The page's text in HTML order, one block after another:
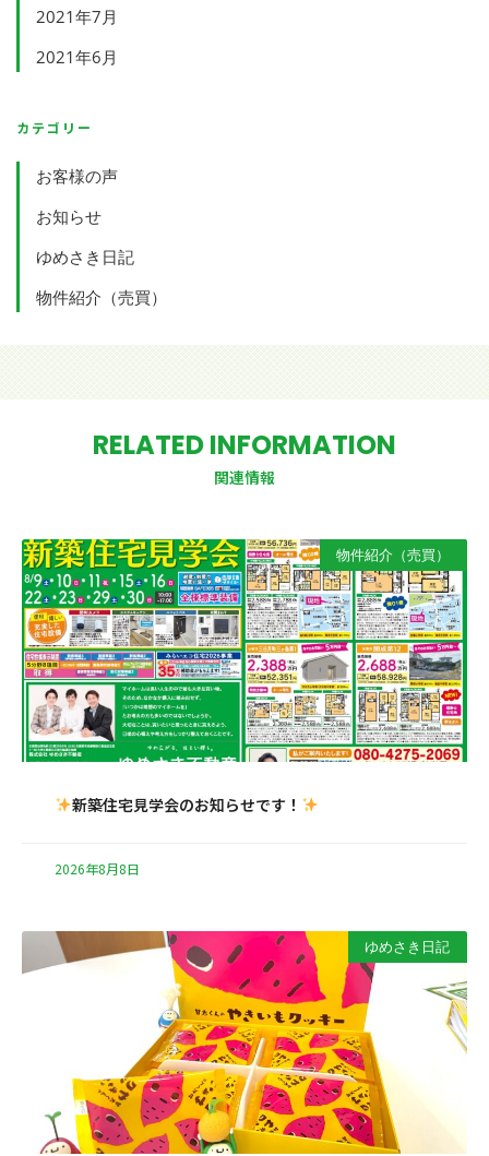
2021年7月
2021年6月
カテゴリー
お客様の声
お知らせ
ゆめさき日記
物件紹介（売買）
RELATED INFORMATION
関連情報
物件紹介（売買）
新築住宅見学会のお知らせです！
2026年8月8日
ゆめさき日記